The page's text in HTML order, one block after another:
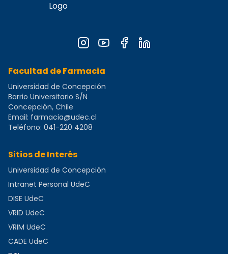
Facultad de Farmacia
Universidad de Concepción
Barrio Universitario S/N
Concepción, Chile
Email: farmacia@udec.cl
Teléfono: 041-220 4208
Sitios de Interés
Universidad de Concepción
Intranet Personal UdeC
DISE UdeC
VRID UdeC
VRIM UdeC
CADE UdeC